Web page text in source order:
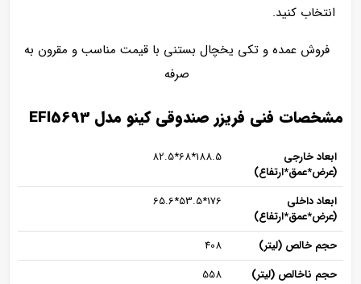
انتخاب کنید.
فروش عمده و تکی یخچال بستنی با قیمت مناسب و مقرون به
صرفه
مشخصات فنی فریزر صندوقی کینو مدل EFI5693
ابعاد خارجی
(عرض*عمق*ارتفاع)
188.5*68*82.5
ابعاد داخلی
(عرض*عمق*ارتفاع)
176*53.5*65.6
حجم خالص (لیتر)
408
حجم ناخالص (لیتر)
558